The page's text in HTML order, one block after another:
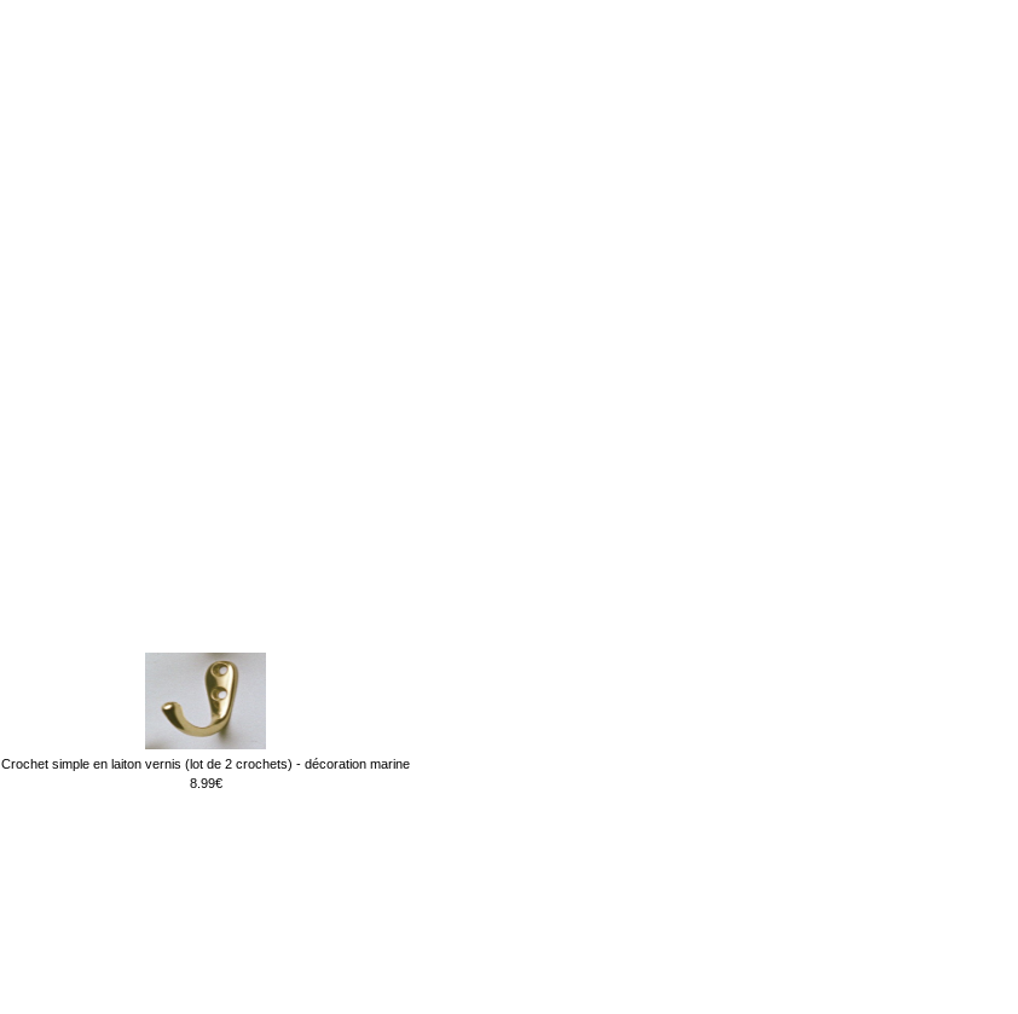
Crochet simple en laiton vernis (lot de 2 crochets) - décoration marine
8.99€